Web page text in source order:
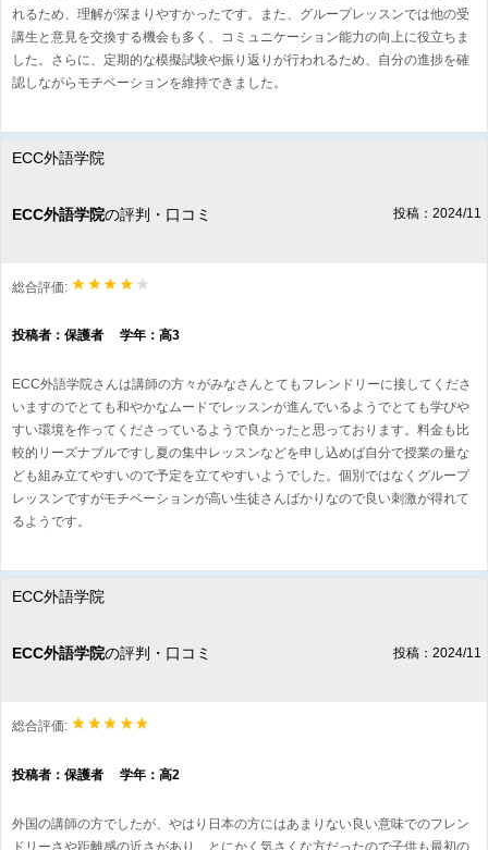
れるため、理解が深まりやすかったです。また、グループレッスンでは他の受
講生と意見を交換する機会も多く、コミュニケーション能力の向上に役立ちま
した。さらに、定期的な模擬試験や振り返りが行われるため、自分の進捗を確
認しながらモチベーションを維持できました。
ECC外語学院
ECC外語学院の評判・口コミ 投稿：2024/11
総合評価:
投稿者：保護者 学年：高3
ECC外語学院さんは講師の方々がみなさんとてもフレンドリーに接してくださ
いますのでとても和やかなムードでレッスンが進んでいるようでとても学びや
すい環境を作ってくださっているようで良かったと思っております。料金も比
較的リーズナブルですし夏の集中レッスンなどを申し込めば自分で授業の量な
ども組み立てやすいので予定を立てやすいようでした。個別ではなくグループ
レッスンですがモチベーションが高い生徒さんばかりなので良い刺激が得れて
るようです。
ECC外語学院
ECC外語学院の評判・口コミ 投稿：2024/11
総合評価:
投稿者：保護者 学年：高2
外国の講師の方でしたが、やはり日本の方にはあまりない良い意味でのフレン